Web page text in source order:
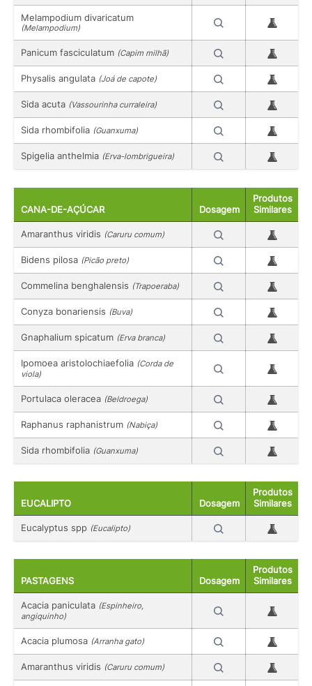
Melampodium divaricatum
(Melampodium)
Panicum fasciculatum (Capim milhã)
Physalis angulata (Joá de capote)
Sida acuta (Vassourinha curraleira)
Sida rhombifolia (Guanxuma)
Spigelia anthelmia (Erva-lombrigueira)
CANA-DE-AÇÚCAR Dosagem
Produtos
Similares
Amaranthus viridis (Caruru comum)
Bidens pilosa (Picão preto)
Commelina benghalensis (Trapoeraba)
Conyza bonariensis (Buva)
Gnaphalium spicatum (Erva branca)
Ipomoea aristolochiaefolia (Corda de
viola)
Portulaca oleracea (Beldroega)
Raphanus raphanistrum (Nabiça)
Sida rhombifolia (Guanxuma)
EUCALIPTO Dosagem
Produtos
Similares
Eucalyptus spp (Eucalipto)
PASTAGENS Dosagem
Produtos
Similares
Acacia paniculata (Espinheiro,
angiquinho)
Acacia plumosa (Arranha gato)
Amaranthus viridis (Caruru comum)